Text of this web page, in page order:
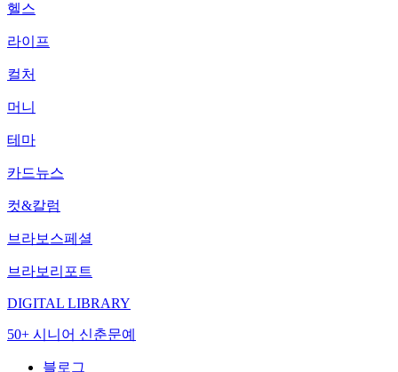
헬스
라이프
컬처
머니
테마
카드뉴스
컷&칼럼
브라보스페셜
브라보리포트
DIGITAL LIBRARY
50+ 시니어 신춘문예
블로그